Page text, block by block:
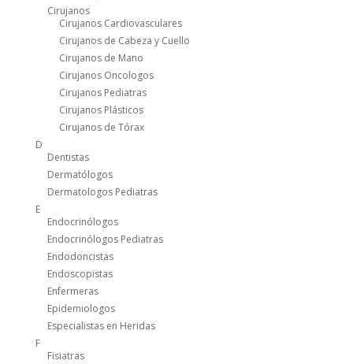
Cirujanos
Cirujanos Cardiovasculares
Cirujanos de Cabeza y Cuello
Cirujanos de Mano
Cirujanos Oncologos
Cirujanos Pediatras
Cirujanos Plásticos
Cirujanos de Tórax
D
Dentistas
Dermatólogos
Dermatologos Pediatras
E
Endocrinólogos
Endocrinólogos Pediatras
Endodoncistas
Endoscopistas
Enfermeras
Epidemiologos
Especialistas en Heridas
F
Fisiatras